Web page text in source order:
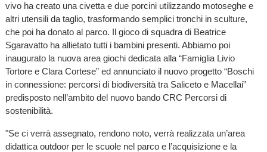
vivo ha creato una civetta e due porcini utilizzando motoseghe e
altri utensili da taglio, trasformando semplici tronchi in sculture,
che poi ha donato al parco. Il gioco di squadra di Beatrice
Sgaravatto ha allietato tutti i bambini presenti. Abbiamo poi
inaugurato la nuova area giochi dedicata alla “Famiglia Livio
Tortore e Clara Cortese” ed annunciato il nuovo progetto “Boschi
in connessione: percorsi di biodiversità tra Saliceto e Macellai”
predisposto nell’ambito del nuovo bando CRC Percorsi di
sostenibilità.
"Se ci verrà assegnato, rendono noto, verrà realizzata un’area
didattica outdoor per le scuole nel parco e l’acquisizione e la